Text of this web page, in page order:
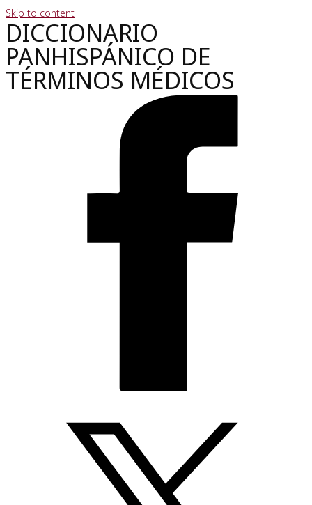
Skip to content
DICCIONARIO
PANHISPÁNICO DE
TÉRMINOS MÉDICOS